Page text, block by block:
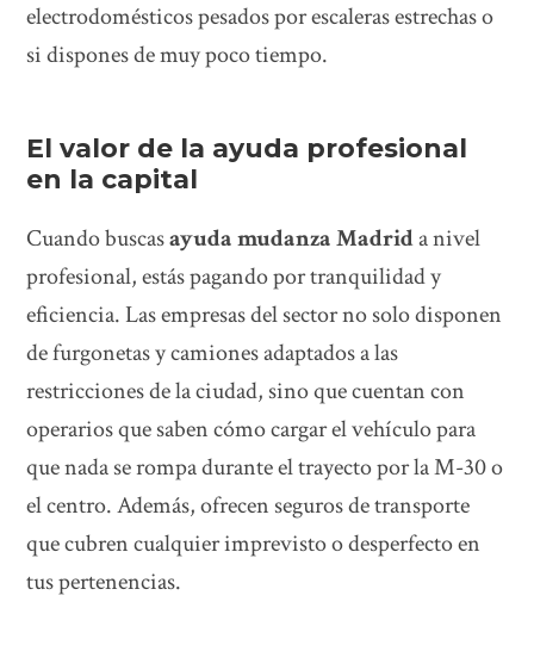
electrodomésticos pesados por escaleras estrechas o
si dispones de muy poco tiempo.
El valor de la ayuda profesional
en la capital
Cuando buscasayuda mudanza Madrida nivel
profesional, estás pagando por tranquilidad y
eficiencia. Las empresas del sector no solo disponen
de furgonetas y camiones adaptados a las
restricciones de la ciudad, sino que cuentan con
operarios que saben cómo cargar el vehículo para
que nada se rompa durante el trayecto por la M-30 o
el centro. Además, ofrecen seguros de transporte
que cubren cualquier imprevisto o desperfecto en
tus pertenencias.